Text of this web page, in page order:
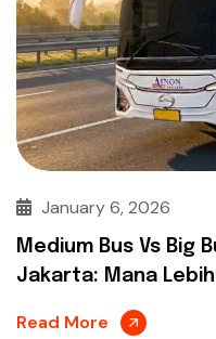
January 6, 2026
Medium Bus Vs Big
Jakarta: Mana
Read More